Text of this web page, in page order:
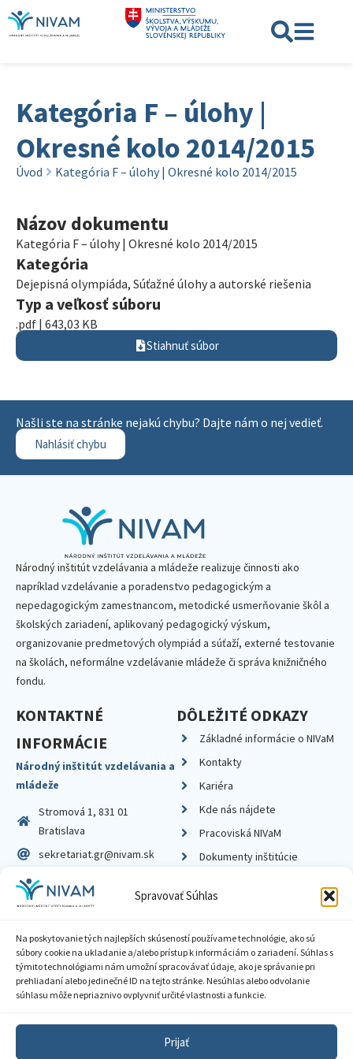
Spravovať Súhlas
Na poskytovanie tých najlepších skúseností používame technológie, ako sú
súbory cookie na ukladanie a/alebo prístup k informáciám o zariadení. Súhlas s
týmito technológiami nám umožní spracovávať údaje, ako je správanie pri
prehliadaní alebo jedinečné ID na tejto stránke. Nesúhlas alebo odvolanie
súhlasu môže nepriaznivo ovplyvniť určité vlastnosti a funkcie.
Prijať
Kategória F – úlohy |
Okresné kolo 2014/2015
Úvod Kategória F – úlohy | Okresné kolo 2014/2015
Názov dokumentu
Kategória F – úlohy | Okresné kolo 2014/2015
Kategória
Dejepisná olympiáda, Súťažné úlohy a autorské riešenia
Typ a veľkosť súboru
.pdf | 643,03 KB
Stiahnuť súbor
Našli ste na stránke nejakú chybu? Dajte nám o nej vedieť.
Nahlásiť chybu
Národný inštitút vzdelávania a mládeže realizuje činnosti ako
napríklad vzdelávanie a poradenstvo pedagogickým a
nepedagogickým zamestnancom, metodické usmerňovanie škôl a
školských zariadení, aplikovaný pedagogický výskum,
organizovanie predmetových olympiád a súťaží, externé testovanie
na školách, neformálne vzdelávanie mládeže či správa knižničného
fondu.
KONTAKTNÉ
INFORMÁCIE
Národný inštitút vzdelávania a
mládeže
Stromová 1, 831 01
Bratislava
sekretariat.gr@nivam.sk
IČO: 00164348
DIČ: 2020798714
DÔLEŽITÉ ODKAZY
Základné informácie o NIVaM
Kontakty
Kariéra
Kde nás nájdete
Pracoviská NIVaM
Dokumenty inštitúcie
Zásady ochrany súkromia
Sprístupnenie informácií